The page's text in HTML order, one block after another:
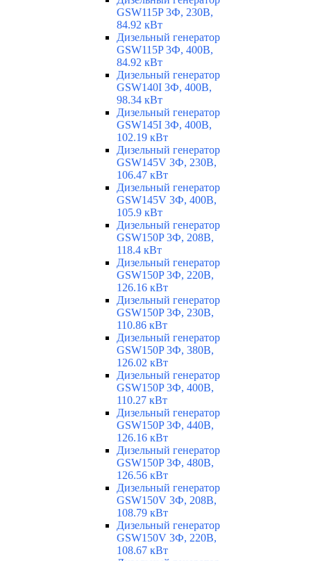
GSW115P 3Ф, 230В,
84.92 кВт
Дизельный генератор
GSW115P 3Ф, 400В,
84.92 кВт
Дизельный генератор
GSW140I 3Ф, 400В,
98.34 кВт
Дизельный генератор
GSW145I 3Ф, 400В,
102.19 кВт
Дизельный генератор
GSW145V 3Ф, 230В,
106.47 кВт
Дизельный генератор
GSW145V 3Ф, 400В,
105.9 кВт
Дизельный генератор
GSW150P 3Ф, 208В,
118.4 кВт
Дизельный генератор
GSW150P 3Ф, 220В,
126.16 кВт
Дизельный генератор
GSW150P 3Ф, 230В,
110.86 кВт
Дизельный генератор
GSW150P 3Ф, 380В,
126.02 кВт
Дизельный генератор
GSW150P 3Ф, 400В,
110.27 кВт
Дизельный генератор
GSW150P 3Ф, 440В,
126.16 кВт
Дизельный генератор
GSW150P 3Ф, 480В,
126.56 кВт
Дизельный генератор
GSW150V 3Ф, 208В,
108.79 кВт
Дизельный генератор
GSW150V 3Ф, 220В,
108.67 кВт